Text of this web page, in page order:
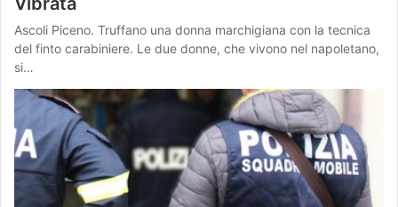
Ascoli Piceno. Truffano una donna marchigiana con la tecnica
del finto carabiniere. Le due donne, che vivono nel napoletano,
si…